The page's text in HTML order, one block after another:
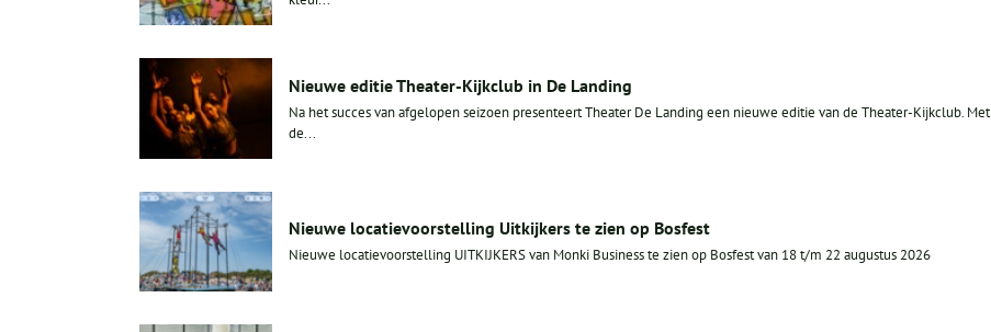
Nieuwe editie Theater-Kijkclub in De Landing
Na het succes van afgelopen seizoen presenteert Theater De Landing een nieuwe editie van de Theater-Kijkclub. Met
de...
Nieuwe locatievoorstelling Uitkijkers te zien op Bosfest
Nieuwe locatievoorstelling UITKIJKERS van Monki Business te zien op Bosfest van 18 t/m 22 augustus 2026